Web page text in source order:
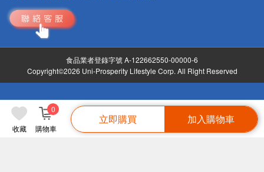
收藏 購物車
0
立即購買 加入購物車
食品業者登錄字號 A-122662550-00000-6
Copyright©2026 Uni-Prosperity Lifestyle Corp. All Right Reserved